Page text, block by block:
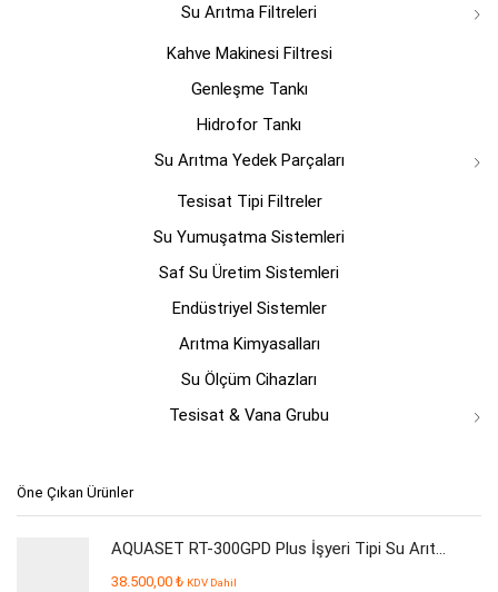
Su Arıtma Filtreleri
Kahve Makinesi Filtresi
Genleşme Tankı
Hidrofor Tankı
Su Arıtma Yedek Parçaları
Tesisat Tipi Filtreler
Su Yumuşatma Sistemleri
Saf Su Üretim Sistemleri
Endüstriyel Sistemler
Arıtma Kimyasalları
Su Ölçüm Cihazları
Tesisat & Vana Grubu
Öne Çıkan Ürünler
AQUASET RT-300GPD Plus İşyeri Tipi Su Arıtma Cihazı
38.500,00 ₺ KDV Dahil